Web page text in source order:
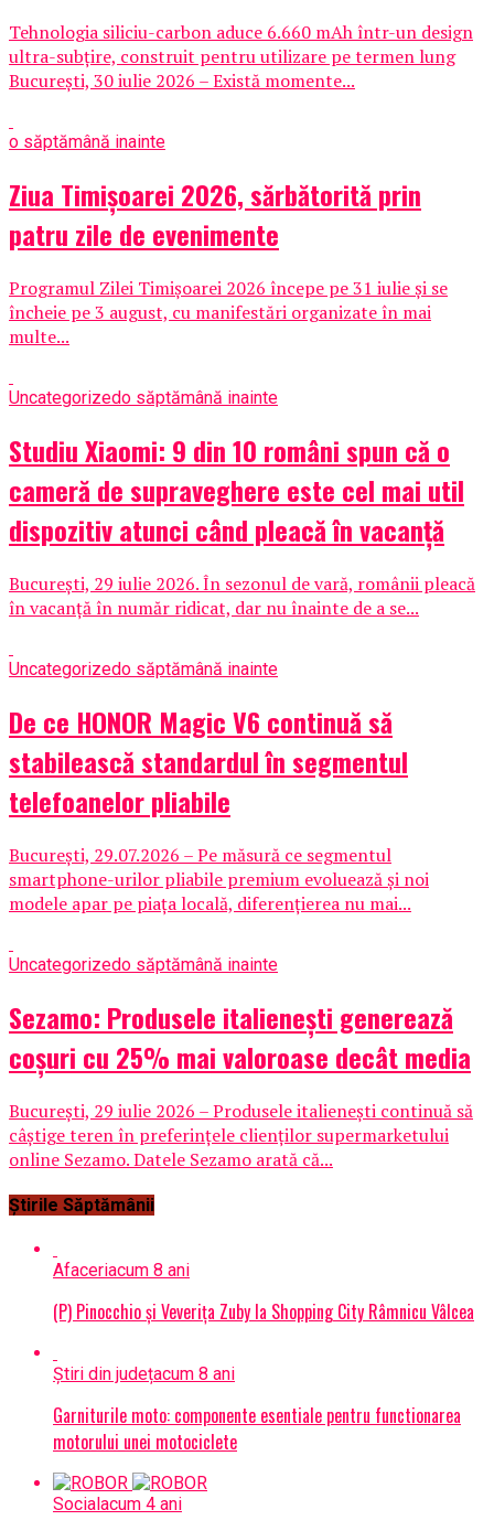
Tehnologia siliciu-carbon aduce 6.660 mAh într-un design
ultra-subțire, construit pentru utilizare pe termen lung
București, 30 iulie 2026 – Există momente...
o săptămână inainte
Ziua Timișoarei 2026, sărbătorită prin
patru zile de evenimente
Programul Zilei Timișoarei 2026 începe pe 31 iulie și se
încheie pe 3 august, cu manifestări organizate în mai
multe...
Uncategorizedo săptămână inainte
Studiu Xiaomi: 9 din 10 români spun că o
cameră de supraveghere este cel mai util
dispozitiv atunci când pleacă în vacanță
București, 29 iulie 2026. În sezonul de vară, românii pleacă
în vacanță în număr ridicat, dar nu înainte de a se...
Uncategorizedo săptămână inainte
De ce HONOR Magic V6 continuă să
stabilească standardul în segmentul
telefoanelor pliabile
București, 29.07.2026 – Pe măsură ce segmentul
smartphone-urilor pliabile premium evoluează și noi
modele apar pe piața locală, diferențierea nu mai...
Uncategorizedo săptămână inainte
Sezamo: Produsele italienești generează
coșuri cu 25% mai valoroase decât media
București, 29 iulie 2026 – Produsele italienești continuă să
câștige teren în preferințele clienților supermarketului
online Sezamo. Datele Sezamo arată că...
Știrile Săptămânii
Afaceriacum 8 ani
(P) Pinocchio și Veverița Zuby la Shopping City Râmnicu Vâlcea
Știri din județacum 8 ani
Garniturile moto: componente esentiale pentru functionarea
motorului unei motociclete
Social acum 4 ani